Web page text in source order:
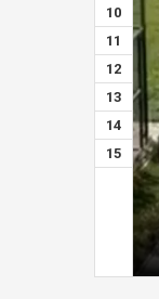
10
11
12
13
14
15